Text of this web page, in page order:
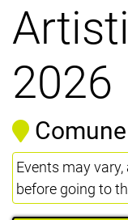
2026
Events may
before going to